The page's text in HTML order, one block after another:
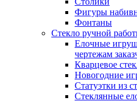
Фигуры
Фонтаны
Стекло ручной
Елочные
чертежам
Кварцевое
Новогодние
Статуэтки из
Стеклянные